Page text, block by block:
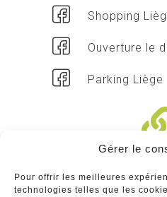
Gérer le
Pour offrir les meilleures
technologies telles que les
Shopping
Ouverture le
Parking Liège